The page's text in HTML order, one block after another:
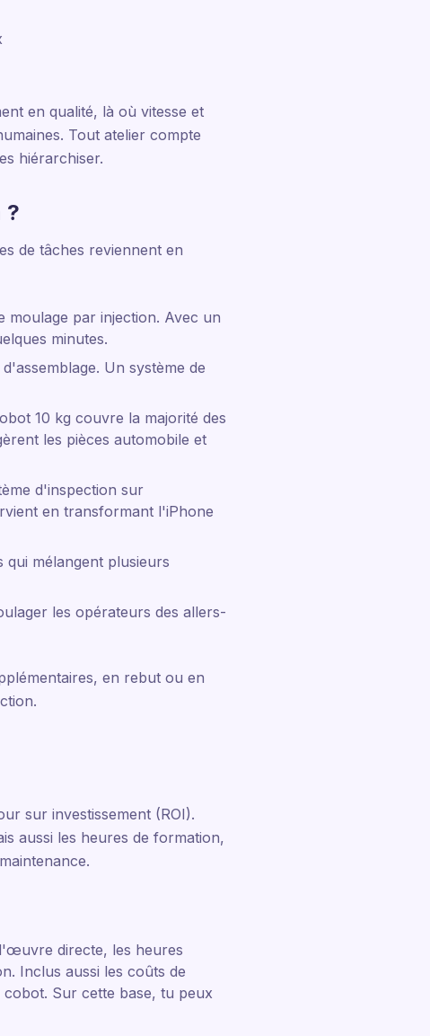
en qualité, là où vitesse et
Tout atelier compte
hiérarchiser.
?
de tâches reviennent en
moulage par injection. Avec un
minutes.
Un système de
10 kg couvre la majorité des
les pièces automobile et
d'inspection sur
en transformant l'iPhone
qui mélangent plusieurs
les opérateurs des allers-
en rebut ou en
sur investissement (ROI).
aussi les heures de formation,
directe, les heures
Inclus aussi les coûts de
Sur cette base, tu peux